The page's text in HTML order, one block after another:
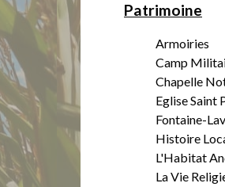
Patrimoine
Armoiries
Camp
Chapelle
Eglise Saint
Fontaine-
Histoire
L'Habitat
La Vie